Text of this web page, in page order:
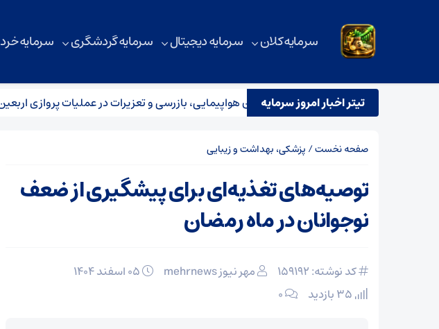
سرمایه کلان سرمایه دیجیتال سرمایه گردشگری سرمایه خرد
تیتر اخبار امروز سرمایه
استقرار تیم مشترک نظارتی سازمان هواپیمایی، بازرسی و تعزیرات در عملیات پروازی اربعین
صفحه نخست/ پزشکی، بهداشت و زیبایی
توصیه‌های تغذیه‌ای برای پیشگیری از ضعف
نوجوانان در ماه رمضان
کد نوشته: 159192 مهر نیوز mehrnews
۰